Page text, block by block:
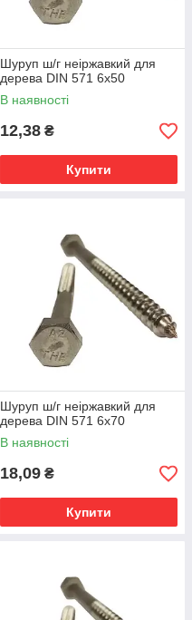
Шуруп ш/г неіржавкий для
дерева DIN 571 6х50
В наявності
12,38 ₴
Купити
Шуруп ш/г неіржавкий для
дерева DIN 571 6х70
В наявності
18,09 ₴
Купити